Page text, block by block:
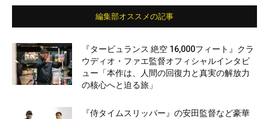
編集部オススメの記事
『タービュランス 絶空 16,000フィート』クラ
ウディオ・ファエ監督オフィシャルインタビ
ュー「本作は、人間の回復力と真実の解放力
の核心へと迫る旅」
『侍タイムスリッパー』の安田監督など豪華